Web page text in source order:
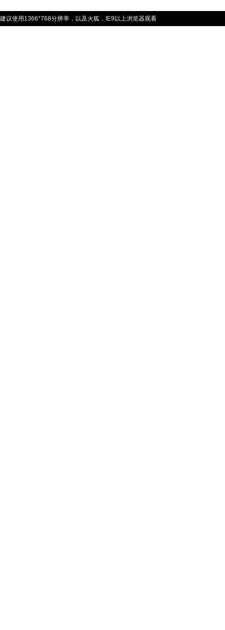
建议使用1366*768分辨率，以及火狐，IE9以上浏览器观看